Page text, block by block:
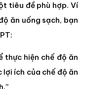
tiêu đề phù hợp. Ví
ăn uống sạch, bạn
thực hiện chế độ ăn
ích của chế độ ăn